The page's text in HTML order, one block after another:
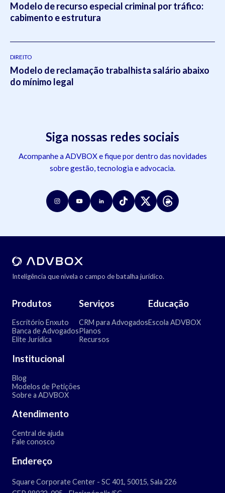
Modelo de recurso especial criminal por tráfico:
cabimento e estrutura
DIREITO
Modelo de reclamação trabalhista salário abaixo
do mínimo legal
Siga nossas redes sociais
Acompanhe a ADVBOX e fique por dentro das novidades
sobre gestão, tecnologia e advocacia.
Inteligência que nivela o campo de batalha jurídico.
Produtos
Escritório Enxuto
Banca de Advogados
Elite Jurídica
Serviços
CRM para Advogados
Planos
Recursos
Educação
Escola ADVBOX
Institucional
Blog
Modelos de Petições
Sobre a ADVBOX
Atendimento
Central de ajuda
Fale conosco
Endereço
Square Corporate Center - SC 401, 50015, Sala 226